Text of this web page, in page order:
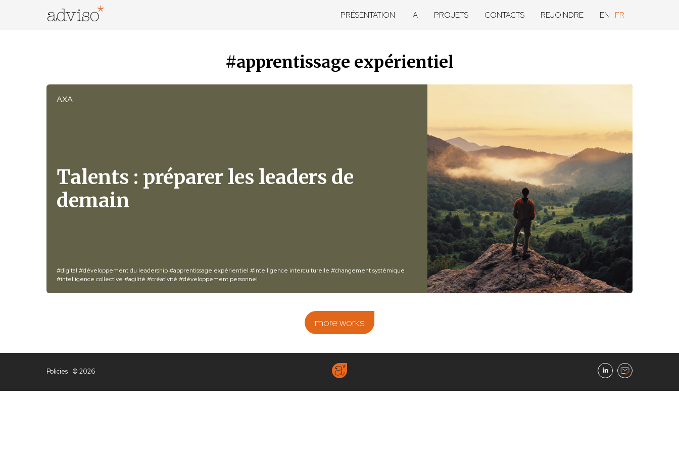
PRÉSENTATION IA PROJETS CONTACTS REJOINDRE EN FR
#apprentissage expérientiel
#digital #développement du leadership#apprentissage expérientiel #intelligence interculturelle #changement systémique
#intelligence collective #agilité #créativité #développement personnel
AXA
Talents : préparer les leaders de
demain
more works
Policies | © 2026